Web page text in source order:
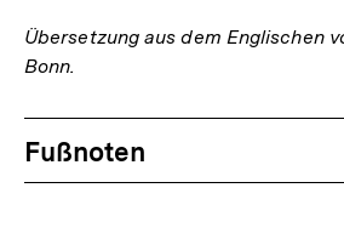
Übersetzung aus dem Englischen
Bonn.
Fussnoten
Fußnoten